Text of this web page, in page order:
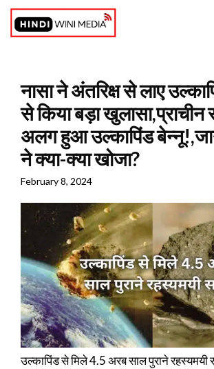
Skip
content
नासा ने अंतरिक्ष से लाए
से किया बड़ा
अलग हुआ उल्कापिंड
ने क्या-क्या खोजा?
February 8, 2024
उल्कापिंड से मिले 4.5 अरब साल पुराने रहस्यमयी